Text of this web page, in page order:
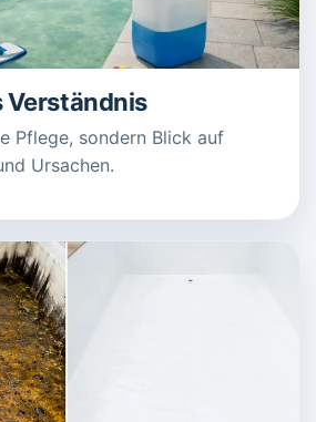
Verständnis
Pflege, sondern Blick auf
Ursachen.